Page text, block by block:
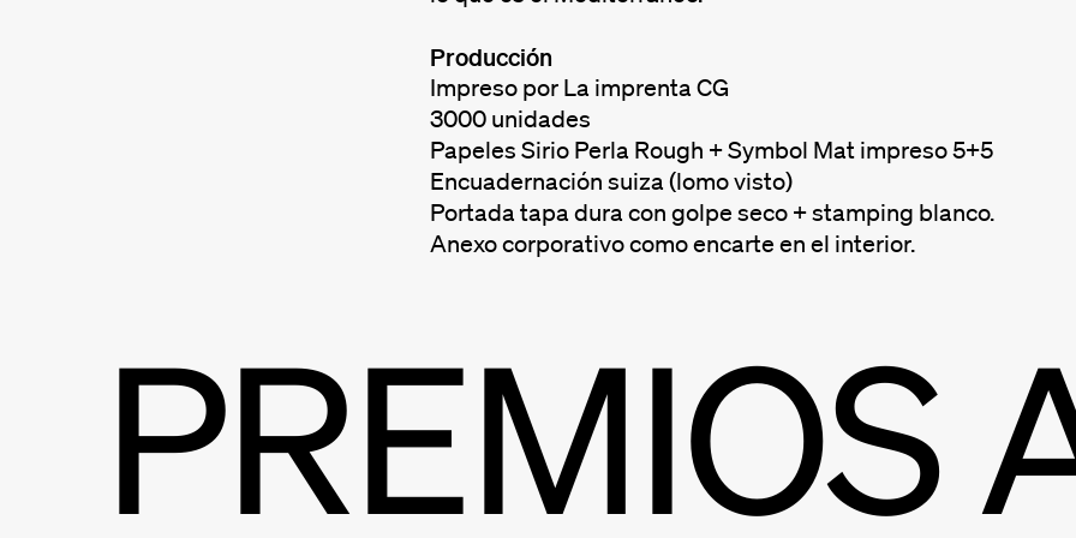
Producción
Impreso por La imprenta CG
3000 unidades
Papeles Sirio Perla Rough + Symbol Mat impreso 5+5
Encuadernación suiza (lomo visto)
Portada tapa dura con golpe seco + stamping blanco.
Anexo corporativo como encarte en el interior.
PREMIOS